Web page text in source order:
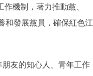
機制，著力推動黨、
和發展黨員，確保紅色江
友的知心人、青年工作